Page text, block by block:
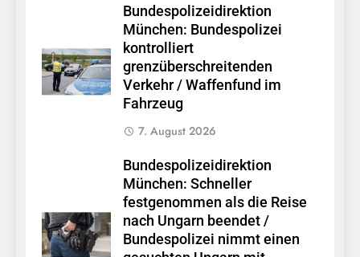
Bundespolizeidirektion
München: Bundespolizei
kontrolliert
grenzüberschreitenden
Verkehr / Waffenfund im
Fahrzeug
7. August 2026
Bundespolizeidirektion
München: Schneller
festgenommen als die Reise
nach Ungarn beendet /
Bundespolizei nimmt einen